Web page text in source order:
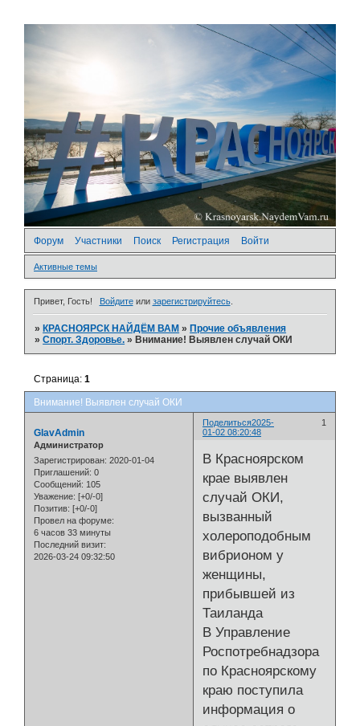
Форум Участники Поиск Регистрация Войти
Активные темы
Привет, Гость! Войдитеили зарегистрируйтесь.
» КРАСНОЯРСК НАЙДЁМ ВАМ » Прочие объявления
»Спорт. Здоровье. » Внимание! Выявлен случай ОКИ
Внимание! Выявлен случай ОКИ
Страница:1
Поделиться 1
2025-
01-02 08:20:48
GlavAdmin
Администратор
Зарегистрирован: 2020-01-04
Приглашений: 0
Сообщений: 105
Уважение: [+0/-0]
Позитив: [+0/-0]
Провел на форуме:
6 часов 33 минуты
Последний визит:
2026-03-24 09:32:50
В Красноярском
крае выявлен
случай ОКИ,
вызванный
холероподобным
вибрионом у
женщины,
прибывшей из
Таиланда
В Управление
Роспотребнадзора
по Красноярскому
краю поступила
информация о